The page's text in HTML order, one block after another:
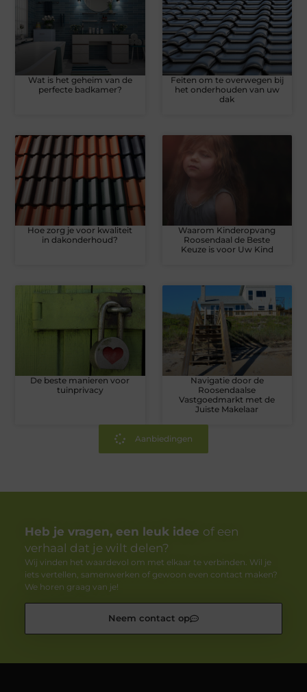
Wat is het geheim van de
perfecte badkamer?
Feiten om te overwegen bij
het onderhouden van uw
dak
Hoe zorg je voor kwaliteit
in dakonderhoud?
Waarom Kinderopvang
Roosendaal de Beste
Keuze is voor Uw Kind
De beste manieren voor
tuinprivacy
Navigatie door de
Roosendaalse
Vastgoedmarkt met de
Juiste Makelaar
Aanbiedingen
Heb je vragen, een leuk idee of een
verhaal dat je wilt delen?
Wij vinden het waardevol om met elkaar te verbinden. Wil je
iets vertellen, samenwerken of gewoon even contact maken?
We horen graag van je!
Neem contact op